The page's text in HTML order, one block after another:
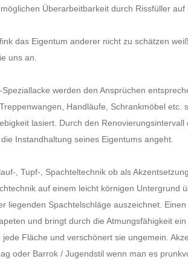
Überarbeitbarkeit durch Rissfüller
das Eigentum anderer nicht zu schätzen
uns an.
werden den Ansprüchen
Handläufe, Schrankmöbel
lasiert. Durch den
Instandhaltung seines Eigentums angeht.
, Tupf-, Spachteltechnik ob als
auf einem leicht körnigen
liegenden Spachtelschläge auszeichnet.
und bringt durch die Atmungsfähigkeit
Fläche und verschönert sie ungemein.
oder Barrok / Jugendstil wenn man es